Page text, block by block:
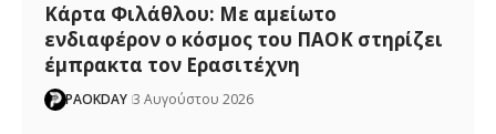
Κάρτα Φιλάθλου: Με αμείωτο
ενδιαφέρον ο κόσμος του ΠΑΟΚ στηρίζει
έμπρακτα τον Ερασιτέχνη
PAOKDAY 3 Αυγούστου 2026